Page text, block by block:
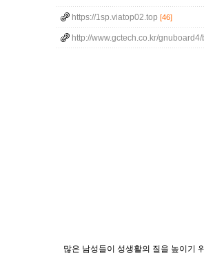
https://1sp.viatop02.top [46]
http://www.gctech.co.kr/
많은 남성들이 성생활의 질을 높이기